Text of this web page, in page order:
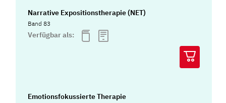
Narrative Expositionstherapie (NET)
Band 83
Verfügbar als:
Emotionsfokussierte Therapie